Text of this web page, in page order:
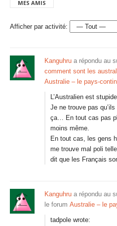
MES AMIS
Afficher par activité:
Kanguhru a répondu au
comment sont les
Australie – le pays-
L’Australien est
Je ne trouve pas
ça… En tout cas pas
moins même.
En tout cas, les gens
me trouve mal poli
dit que les Français
Kanguhru a répondu au
le forum Australie – le
tadpole wrote: